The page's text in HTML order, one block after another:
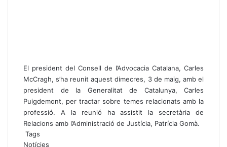
El president del Consell de l’Advocacia Catalana, Carles
McCragh, s’ha reunit aquest dimecres, 3 de maig, amb el
president de la Generalitat de Catalunya, Carles
Puigdemont, per tractar sobre temes relacionats amb la
professió. A la reunió ha assistit la secretària de
Relacions amb l’Administració de Justícia, Patrícia Gomà.
Tags
Notícies